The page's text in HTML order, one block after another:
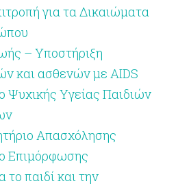
για τα Δικαιώματα
– Υποστήριξη
και ασθενών με AIDS
Ψυχικής Υγείας Παιδιών
Απασχόλησης
Επιμόρφωσης
το παιδί και την